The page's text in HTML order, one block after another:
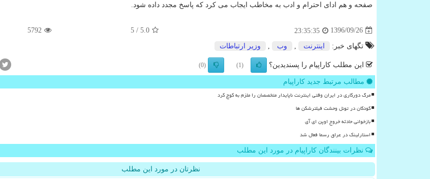
صفحه و هم ادای احترام و ادب به مخاطب ایجاب می كرد كه پاسخ مجدد داده شود.
1396/09/26
23:35:35
5.0
/ 5
5792
تگهای خبر: اینترنت وب وزیر ارتباطات
این مطلب کاراپیام را پسندیدین؟ (1)
(0)
مطالب مرتبط جدید کاراپیام
مرگ دورکاری در ایران وقتی اینترنت ناپایدار متخصصان را ملزم به کوچ کرد
کودکان در تونل وحشت فیلترشکن ها
بازخوانی حادثه خروج اوپن ای آی
استارلینک در عراق رسما فعال شد
نظرات بینندگان کاراپیام در مورد این مطلب
نظرتان در مورد این مطلب